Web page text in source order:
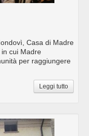
Casa di Madre
cui Madre
per raggiungere
Leggi tutto